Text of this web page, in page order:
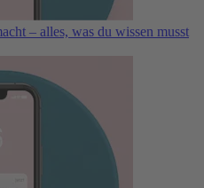
– alles, was du wissen musst